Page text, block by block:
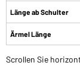
Länge ab Schulter
Ärmel Länge
Scrollen Sie